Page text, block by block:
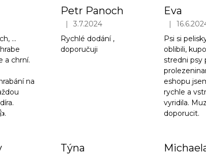
je 5 z 5 hvězdiček.
...
a chrní.
na
Petr Panoch
Hodnocení obchodu je 5 z 5 hvězdiček.
|
3.7.2024
Rychlé dodání ,
doporučuji
Eva
Hodnocení
|
Psi si
oblibili,
stredni psy
eshopu
rychle a
vyridila.
doporucit.
Týna